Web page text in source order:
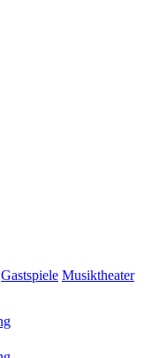
Gastspiele Musiktheater